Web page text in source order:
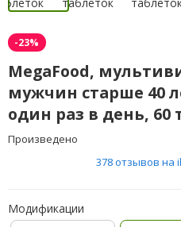
-23%
MegaFood,
мужчин старше 40
один раз в день, 60
Произведено
378 отзывов на
Модификации